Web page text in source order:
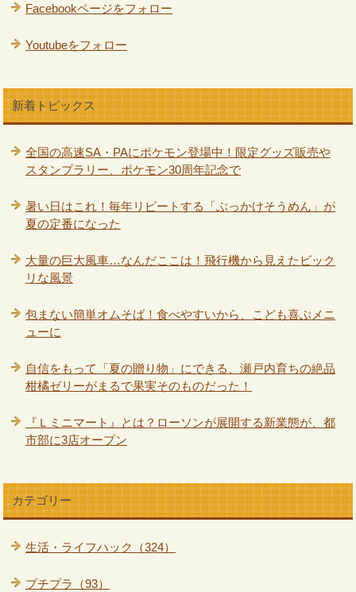
Facebookページをフォロー
Youtubeをフォロー
新着トピックス
全国の高速SA・PAにポケモン登場中！限定グッズ販売や
スタンプラリー、ポケモン30周年記念で
暑い日はこれ！毎年リピートする「ぶっかけそうめん」が
夏の定番になった
大量の巨大風車…なんだここは！飛行機から見えたビック
リな風景
包まない簡単オムそば！食べやすいから、こども喜ぶメニ
ューに
自信をもって「夏の贈り物」にできる、瀬戸内育ちの絶品
柑橘ゼリーがまるで果実そのものだった！
『Ｌミニマート』とは？ローソンが展開する新業態が、都
市部に3店オープン
カテゴリー
生活・ライフハック（324）
プチプラ（93）